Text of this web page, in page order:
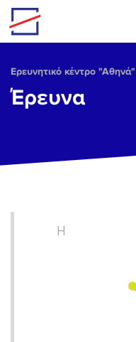
Skip to main content
Ερευνητικό κέντρο "Αθηνά"
Έρευνα
H